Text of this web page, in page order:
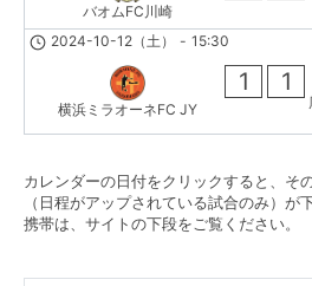
バオムFC川崎
2024-10-12（土） - 15:30
横浜ミラオーネFC JY
1 1
カレンダーの日付をクリックすると、そ
（日程がアップされている試合のみ）が
携帯は、サイトの下段をご覧ください。